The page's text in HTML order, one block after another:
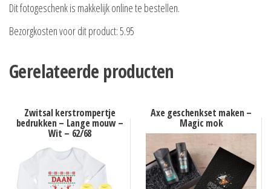
Dit fotogeschenk is makkelijk online te bestellen.
Bezorgkosten voor dit product: 5.95
Gerelateerde producten
Zwitsal kerstrompertje
bedrukken – Lange mouw –
Wit – 62/68
Axe geschenkset maken –
Magic mok